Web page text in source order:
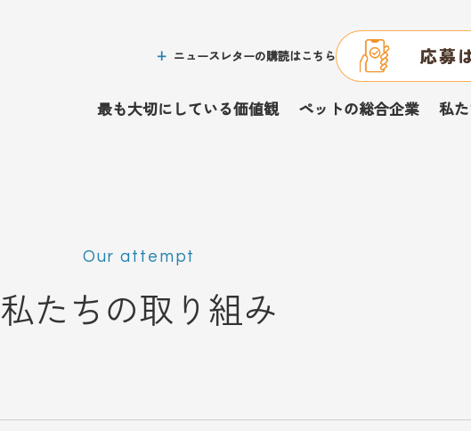
ニュースレターの購読はこちら
最も大切にしている価値観 ペットの総合企業 私
Our attempt
私たちの取り組み